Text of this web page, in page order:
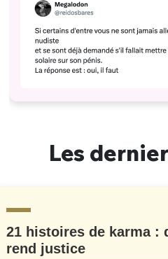
Les
21 histoires de karma :
rend justice